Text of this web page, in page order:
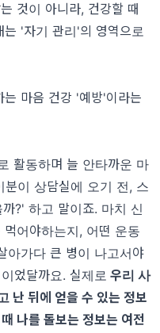
것이 아니라, 건강할 때
'자기 관리'의 영역으로
는 마음 건강 '예방'이라는
활동하며 늘 안타까운 마
이 상담실에 오기 전, 스
?' 하고 말이죠. 마치 신
어야하는지, 어떤 운동
아가다 큰 병이 나고서야
었달까요. 실제로 우리 사
난 뒤에 얻을 수 있는 정보
나를 돌보는 정보는 여전